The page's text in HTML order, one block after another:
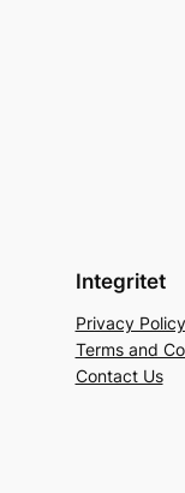
Integritet
Privacy Policy
Terms and
Contact Us